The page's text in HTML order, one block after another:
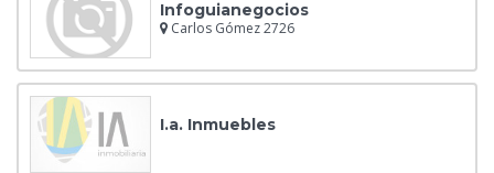
Infoguianegocios
Carlos Gómez 2726
I.a. Inmuebles